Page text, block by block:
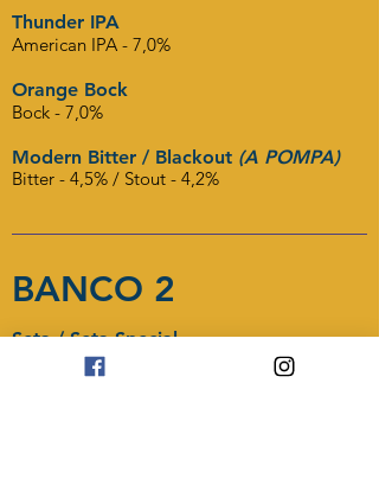
Thunder IPA
American IPA - 7,0%
Orange Bock
Bock - 7,0%
Modern Bitter / Blackout (A POMPA)
Bitter - 4,5% / Stout - 4,2%
BANCO 2
Seta / Seta Special
Blanche - 5%